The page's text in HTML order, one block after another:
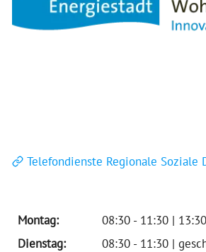
Telefondienste Regionale Soziale
Montag:
08:30 - 11:30 |
Dienstag:
08:30 - 11:30 |